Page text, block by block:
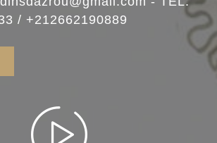
/ +212662190889